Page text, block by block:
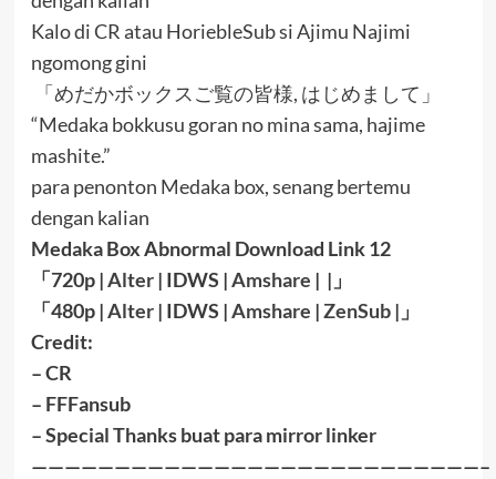
Kalo di CR atau HoriebleSub si Ajimu Najimi
ngomong gini
「めだかボックスご覧の皆様, はじめまして」
“Medaka bokkusu goran no mina sama, hajime
mashite.”
para penonton Medaka box, senang bertemu
dengan kalian
Medaka Box Abnormal Download Link 12
「720p |Alter| IDWS |Amshare | | 」
「480p |Alter| IDWS |Amshare |ZenSub| 」
Credit:
– CR
– FFFansub
– Special Thanks buat para mirror linker
———————————————————————————–